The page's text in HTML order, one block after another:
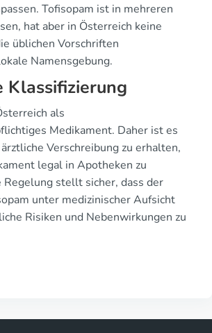
Tofisopam ist in mehreren
hat aber in Österreich keine
üblichen Vorschriften
Namensgebung.
Klassifizierung
als
Medikament. Daher ist es
Verschreibung zu erhalten,
legal in Apotheken zu
stellt sicher, dass der
unter medizinischer Aufsicht
Risiken und Nebenwirkungen zu